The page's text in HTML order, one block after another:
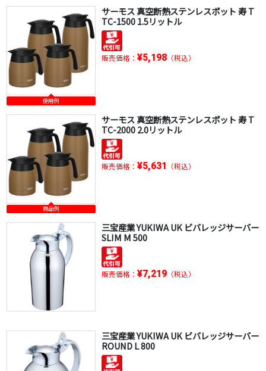
使用例
サーモス 真空断熱ステンレスポット 寿 T
TC-1500 1.5リットル
販売価格： ¥5,198（税込）
商品例
サーモス 真空断熱ステンレスポット 寿 T
TC-2000 2.0リットル
販売価格： ¥5,631 （税込）
三宝産業 YUKIWA UK ビバレッジサーバー
SLIM M 500
販売価格： ¥7,219（税込）
三宝産業 YUKIWA UK ビバレッジサーバー
ROUND L 800